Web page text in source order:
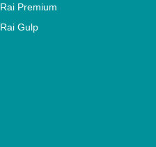
Rai Premium
Rai Gulp